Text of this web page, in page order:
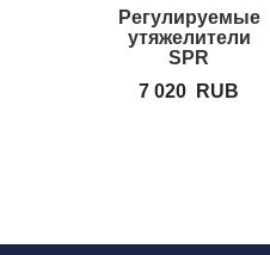
Регулируемые
утяжелители
SPR
7 020
RUB